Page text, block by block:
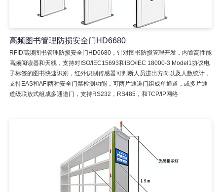
高频图书管理防损安全门HD6680
RFID高频图书管理防损安全门HD6680，针对图书防损管理开发，内置高性能
高频阅读器和天线，支持对ISO/IEC15693和ISO/IEC 18000-3 Model1协议电
子标签的图书快速识别，红外识别传感器可判断人员进出方向以及人数统计，
支持EAS和AFI两种安全门禁检测功能，可两片通道门组成单通道，或多片通
道级联放式组成多通道门，支持RS232，RS485，和TCP/IP网络